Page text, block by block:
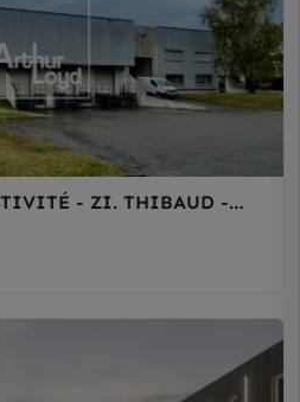
- ZI. THIBAUD -